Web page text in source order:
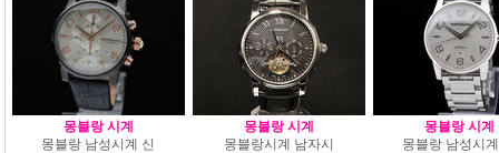
몽블랑 시계
몽블랑 남성시계 신
몽블랑 시계
몽블랑시계 남자시
몽블랑 시계
몽블랑 남성시